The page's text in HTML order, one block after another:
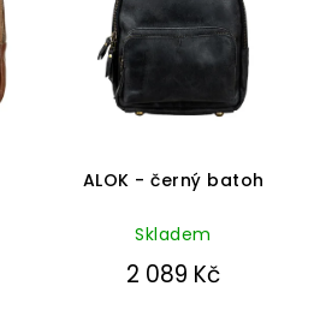
ALOK - černý batoh
Skladem
2 089 Kč